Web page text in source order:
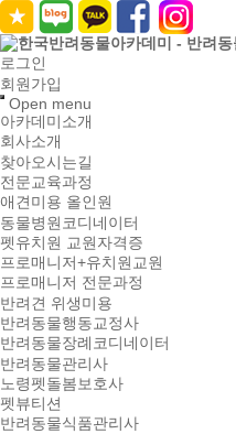
로그인
회원가입
Open menu
아카데미소개
회사소개
찾아오시는길
전문교육과정
애견미용 올인원
동물병원코디네이터
펫유치원 교원자격증
프로매니저+유치원교원
프로매니저 전문과정
반려견 위생미용
반려동물행동교정사
반려동물장례코디네이터
반려동물관리사
노령펫돌봄보호사
펫뷰티션
반려동물식품관리사